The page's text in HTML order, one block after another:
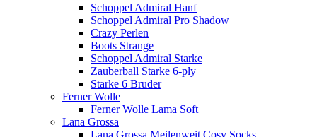
Schoppel Admiral Hanf
Schoppel Admiral Pro Shadow
Crazy Perlen
Boots Strange
Schoppel Admiral Starke
Zauberball Starke 6-ply
Starke 6 Bruder
Ferner Wolle
Ferner Wolle Lama Soft
Lana Grossa
Lana Grossa Meilenweit Cosy Socks